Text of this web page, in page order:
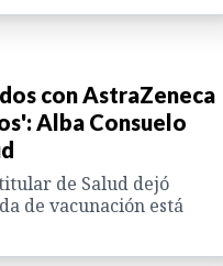
con AstraZeneca
Alba Consuelo
de Salud dejó
de vacunación está